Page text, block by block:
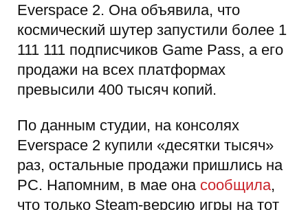
Everspace 2. Она объявила, что
космический шутер запустили более 1
111 111 подписчиков Game Pass, а его
продажи на всех платформах
превысили 400 тысяч копий.
По данным студии, на консолях
Everspace 2 купили «десятки тысяч»
раз, остальные продажи пришлись на
PC. Напомним, в мае она сообщила,
что только Steam-версию игры на тот